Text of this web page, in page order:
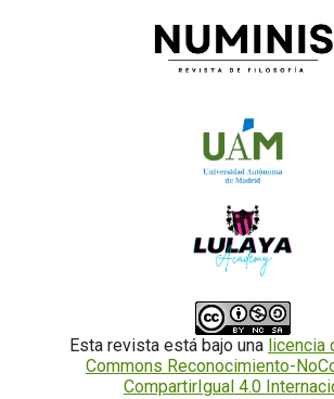
Esta revista está bajo una licencia
Commons Reconocimiento-
CompartirIgual 4.0